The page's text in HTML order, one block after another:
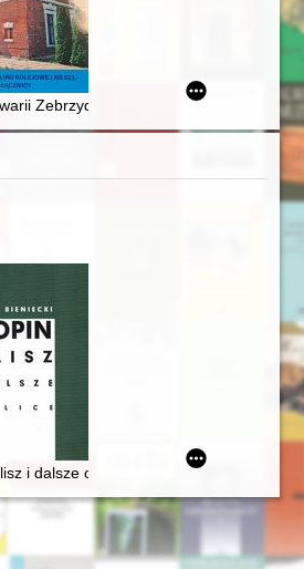
Współczesnej "Znaki Czasu" w Toruniu
gdańskiego w latach 1951-1956
Zebrzydowskiej (1888-2023) : z
i dalsze okolice